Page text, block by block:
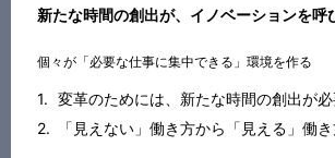
新たな時間の創出が、イノベーションを呼
個々が「必要な仕事に集中できる」環境を作る
変革のためには、新たな時間の創出が
「見えない」働き方から「見える」働